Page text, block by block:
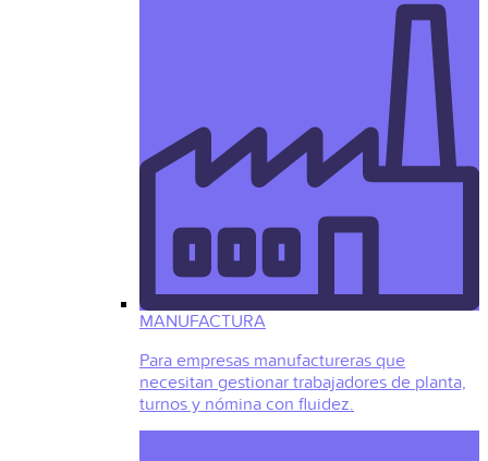
MANUFACTURA
Para empresas manufactureras que
necesitan gestionar trabajadores de planta,
turnos y nómina con fluidez.